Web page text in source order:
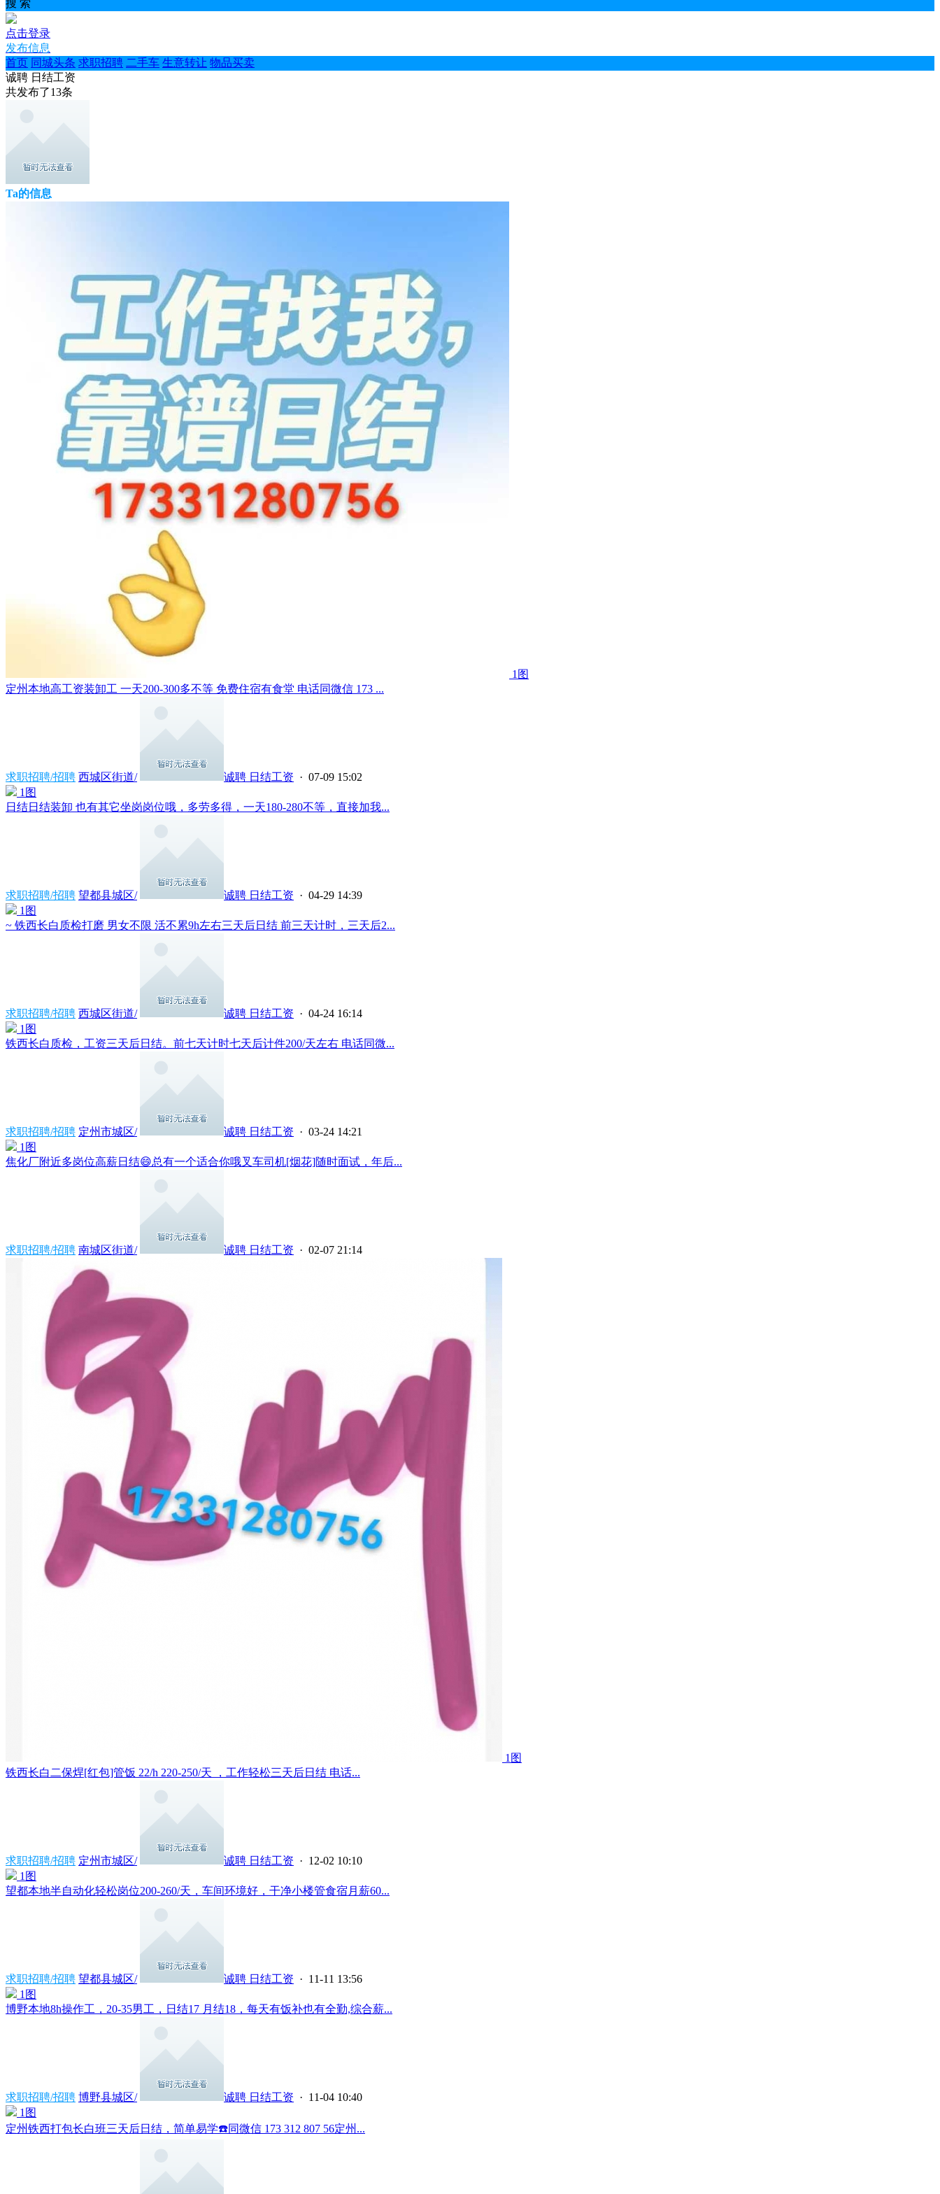
搜 索
点击登录
发布信息
首页 同城头条 求职招聘 二手车 生意转让 物品买卖
诚聘 日结工资
共发布了13条
Ta的信息
1图
定州本地高工资装卸工 一天200-300多不等 免费住宿有食堂 电话同微信 173 ...
求职招聘/招聘 西城区街道/ 诚聘 日结工资 · 07-09 15:02
1图
日结日结装卸 也有其它坐岗岗位哦，多劳多得，一天180-280不等，直接加我...
求职招聘/招聘 望都县城区/ 诚聘 日结工资 · 04-29 14:39
1图
~ 铁西长白质检打磨 男女不限 活不累9h左右三天后日结 前三天计时，三天后2...
求职招聘/招聘 西城区街道/ 诚聘 日结工资 · 04-24 16:14
1图
铁西长白质检，工资三天后日结。前七天计时七天后计件200/天左右 电话同微...
求职招聘/招聘 定州市城区/ 诚聘 日结工资 · 03-24 14:21
1图
焦化厂附近多岗位高薪日结😄总有一个适合你哦叉车司机[烟花]随时面试，年后...
求职招聘/招聘 南城区街道/ 诚聘 日结工资 · 02-07 21:14
1图
铁西长白二保焊[红包]管饭 22/h 220-250/天 ，工作轻松三天后日结 电话...
求职招聘/招聘 定州市城区/ 诚聘 日结工资 · 12-02 10:10
1图
望都本地半自动化轻松岗位200-260/天，车间环境好，干净小楼️管食宿月薪60...
求职招聘/招聘 望都县城区/ 诚聘 日结工资 · 11-11 13:56
1图
博野本地8h操作工，20-35男工，日结17 月结18，每天有饭补也有全勤,综合薪...
求职招聘/招聘 博野县城区/ 诚聘 日结工资 · 11-04 10:40
1图
定州铁西打包长白班三天后日结，简单易学​☎️同微信 173 312 807 56定州...